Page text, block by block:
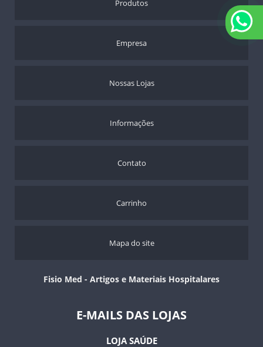
COTOVELEIRA AJUSTÁVEL – HIDROLIGHT – VENDA
JOELHEIRA SUB PATELAR – HIDROLIGHT – VENDA
Produtos
Empresa
Nossas Lojas
Informações
Contato
Carrinho
Mapa do site
Fisio Med - Artigos e Materiais Hospitalares
E-MAILS DAS LOJAS
LOJA SAÚDE